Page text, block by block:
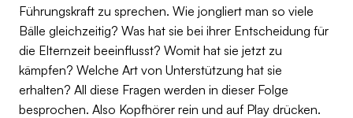
Führungskraft zu sprechen. Wie jongliert man so viele
Bälle gleichzeitig? Was hat sie bei ihrer Entscheidung für
die Elternzeit beeinflusst? Womit hat sie jetzt zu
kämpfen? Welche Art von Unterstützung hat sie
erhalten? All diese Fragen werden in dieser Folge
besprochen. Also Kopfhörer rein und auf Play drücken.